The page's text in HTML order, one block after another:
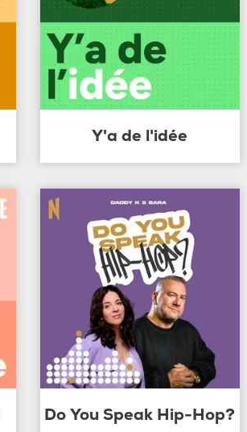
Y'a de l'idée
Do You Speak Hip-Hop?